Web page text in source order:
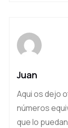
Juan
Aqui os dejo
números
que lo